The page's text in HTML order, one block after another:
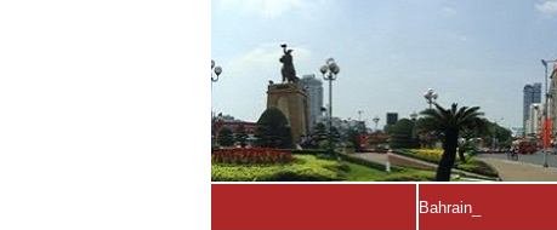
Bahrain, Kuwait